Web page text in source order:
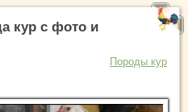
кур с фото и
Породы кур